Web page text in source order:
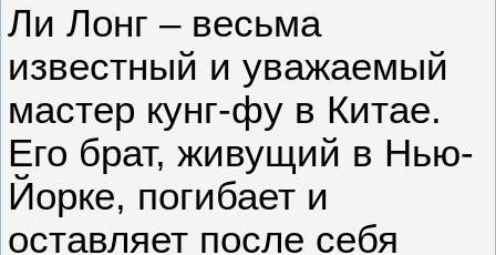
Ли Лонг – весьма
известный и уважаемый
мастер кунг-фу в Китае.
Его брат, живущий в Нью-
Йорке, погибает и
оставляет после себя